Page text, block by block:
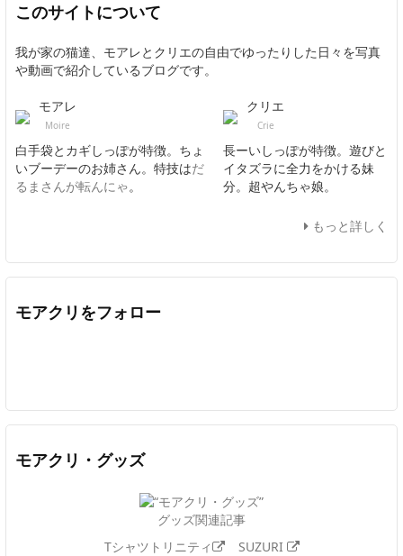
このサイトについて
我が家の猫達、モアレとクリエの自由でゆったりした日々を写真
や動画で紹介しているブログです。
モアレ
Moire
白手袋とカギしっぽが特徴。ちょ
いブーデーのお姉さん。特技はだ
るまさんが転んにゃ。
クリエ
Crie
長ーいしっぽが特徴。遊びと
イタズラに全力をかける妹
分。超やんちゃ娘。
もっと詳しく
モアクリをフォロー
モアクリ・グッズ
グッズ関連記事
Tシャツトリニティ
SUZURI